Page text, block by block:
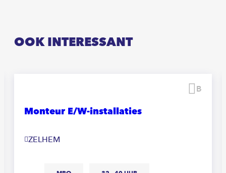
OOK INTERESSANT
Monteur E/W-installaties
ZELHEM